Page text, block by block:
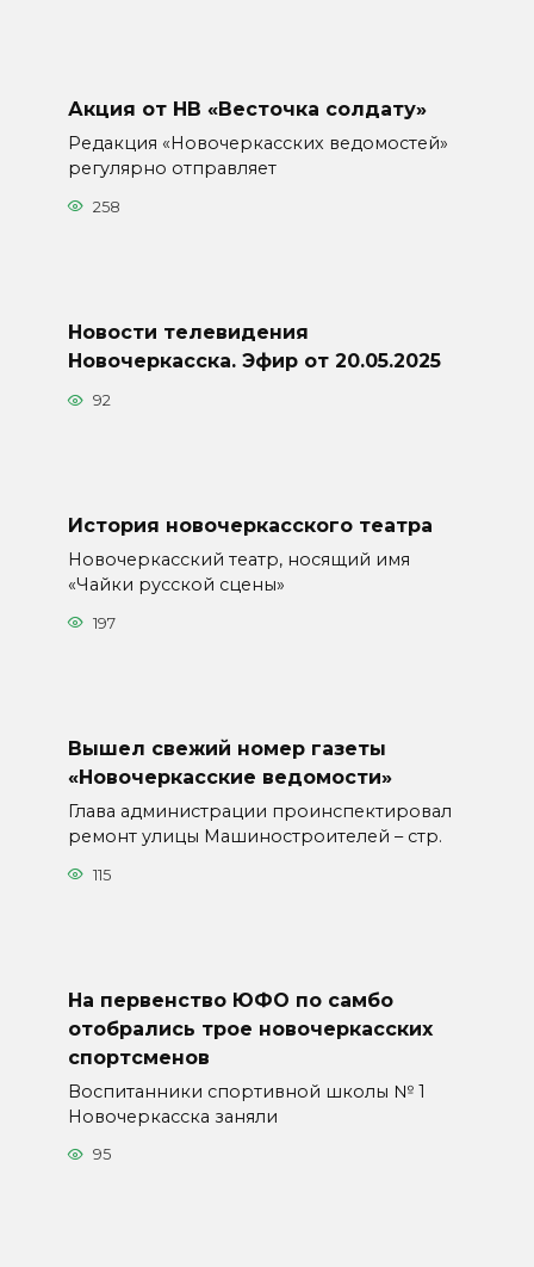
Акция от НВ «Весточка солдату»
Редакция «Новочеркасских ведомостей»
регулярно отправляет
258
Новости телевидения
Новочеркасска. Эфир от 20.05.2025
92
История новочеркасского театра
Новочеркасский театр, носящий имя
«Чайки русской сцены»
197
Вышел свежий номер газеты
«Новочеркасские ведомости»
Глава администрации проинспектировал
ремонт улицы Машиностроителей – стр.
115
На первенство ЮФО по самбо
отобрались трое новочеркасских
спортсменов
Воспитанники спортивной школы № 1
Новочеркасска заняли
95